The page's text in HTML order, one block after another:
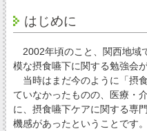
はじめに
2002年頃のこと、関西地域
模な摂食嚥下に関する勉強会
当時はまだ今のように「摂
ていなかったものの、医療・
に、摂食嚥下ケアに関する専
機感があったということです。